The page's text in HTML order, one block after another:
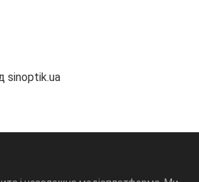
sinoptik.ua